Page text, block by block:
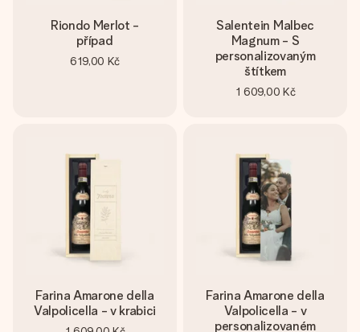
Riondo Merlot -
případ
619,00 Kč
Salentein Malbec
Magnum - S
personalizovaným
štítkem
1 609,00 Kč
Farina Amarone della
Valpolicella - v krabici
Farina Amarone della
Valpolicella - v
personalizovaném